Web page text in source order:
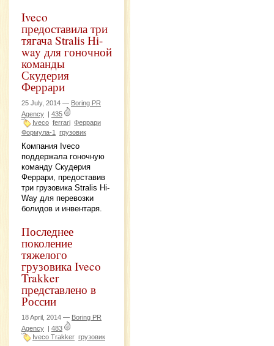
Iveco
предоставила три
тягача Stralis Hi-
way для гоночной
команды
Скудерия
Феррари
25 July, 2014 — Boring PR
Agency
435
Iveco ferrari Феррари
Формула-1
грузовик
Компания Iveco
поддержала гоночную
команду Скудерия
Феррари, предоставив
три грузовика Stralis Hi-
Way для перевозки
болидов и инвентаря.
Последнее
поколение
тяжелого
грузовика Iveco
Trakker
представлено в
России
18 April, 2014 — Boring PR
Agency | 483
Iveco Trakker грузовик